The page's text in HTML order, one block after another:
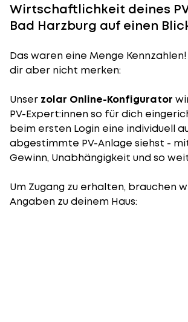
Wirtschaftlichkeit deines
Bad Harzburg auf einen
Das waren eine Menge
dir aber nicht merken:
Unser zolar Online-Konfigurator
PV-Expert:innen so für dich
beim ersten Login eine individuell
abgestimmte PV-Anlage siehst -
Gewinn, Unabhängigkeit und so
Um Zugang zu erhalten, brauchen
Angaben zu deinem Haus: